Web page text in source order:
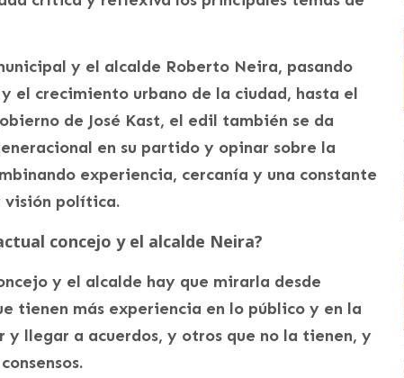
y el alcalde Roberto Neira, pasando
el crecimiento urbano de la ciudad, hasta el
de José Kast, el edil también se da
en su partido y opinar sobre la
experiencia, cercanía y una constante
visión política.
concejo y el alcalde Neira?
y el alcalde hay que mirarla desde
tienen más experiencia en lo público y en la
llegar a acuerdos, y otros que no la tienen, y